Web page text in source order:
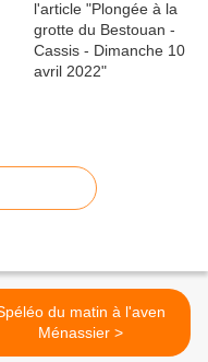
du matin à l'aven
Ménassier >